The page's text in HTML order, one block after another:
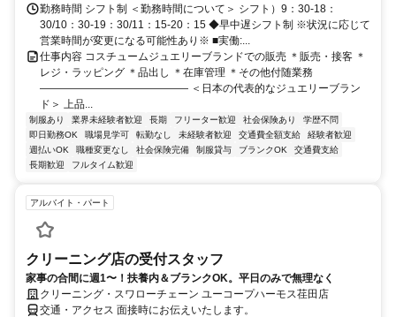
勤務時間 シフト制 ＜勤務時間について＞ シフト）9：30-18：
30/10：30-19：30/11：15-20：15 ◆早中遅シフト制 ※状況に応じて
営業時間が変更になる可能性あり※ ■実働:...
仕事内容 コスチュームジュエリーブランドでの販売 ＊販売・接客 ＊
レジ・ラッピング ＊品出し ＊在庫管理 ＊その他付随業務
―――――――――――――― ＜日本の代表的なジュエリーブラン
ド＞ 上品...
制服あり 業界未経験者歓迎 長期 フリーター歓迎 社会保険あり
学歴不問
即日勤務OK
職場見学可 転勤なし 未経験者歓迎 交通費全額支給
経験者歓迎
週払いOK
職種変更なし 社会保険完備 制服貸与 ブランクOK
交通費支給
長期歓迎
フルタイム歓迎
アルバイト・パート
クリーニング店の受付スタッフ
家事の合間に週1〜！扶養内＆ブランクOK。平日のみで無理なく
クリーニング・スワローチェーン ユーコープハーモス荏田店
交通・アクセス 面接時にお伝えいたします。